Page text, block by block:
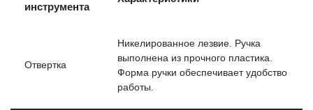
инструмента
Отвертка
Никелированное лезвие. Ручка
выполнена из прочного пластика.
Форма ручки обеспечивает удобство
работы.